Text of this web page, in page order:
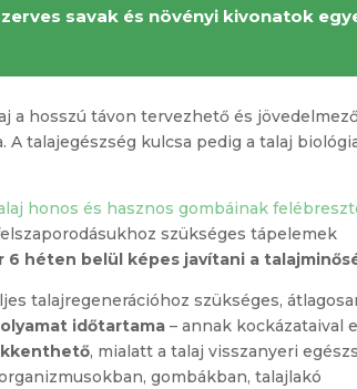
savak és növényi kivonatok
a hosszú távon tervezhető és
A talajegészség kulcsa pedig a talaj
honos és hasznos gombáinak
szükséges tápelemek
6 héten belül képes javítani a
talajregenerációhoz szükséges,
időtartama – annak kockázataival
, mialatt a talaj visszanyeri
gombákban, talajlakó